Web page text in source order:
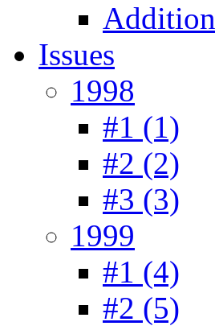
Addition
Issues
1998
#1 (1)
#2 (2)
#3 (3)
1999
#1 (4)
#2 (5)